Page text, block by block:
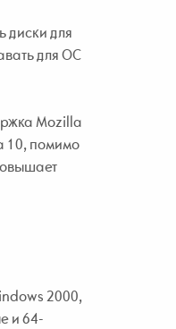
диски для
для ОС
Mozilla
10, помимо
2000,
и 64-